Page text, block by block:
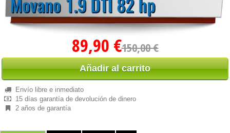
89,90 €150,00 €
Añadir al carrito
Envío libre e inmediato
15 días garantía de devolución de dinero
2 años de garantía